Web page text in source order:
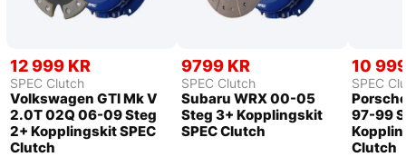
12 999 KR
SPEC Clutch
Volkswagen GTI Mk V
2.0T 02Q 06-09 Steg
2+ Kopplingskit SPEC
Clutch
9799 KR
SPEC Clutch
Subaru WRX 00-05
Steg 3+ Kopplingskit
SPEC Clutch
10
SPEC
97-99
Clutch